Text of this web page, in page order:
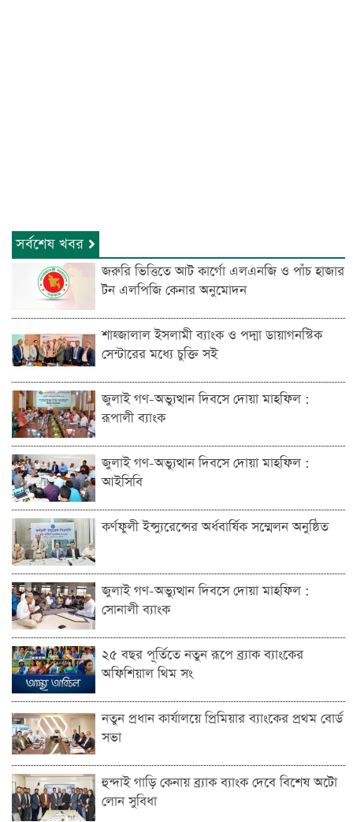
সর্বশেষ খবর
জরুরি ভিত্তিতে আট কার্গো এলএনজি ও পাঁচ হাজার
টন এলপিজি কেনার অনুমোদন
শাহ্জালাল ইসলামী ব্যাংক ও পদ্মা ডায়াগনস্টিক
সেন্টারের মধ্যে চুক্তি সই
জুলাই গণ-অভ্যুত্থান দিবসে দোয়া মাহফিল :
রূপালী ব্যাংক
জুলাই গণ-অভ্যুত্থান দিবসে দোয়া মাহফিল :
আইসিবি
কর্ণফুলী ইন্স্যুরেন্সের অর্ধবার্ষিক সম্মেলন অনুষ্ঠিত
জুলাই গণ-অভ্যুত্থান দিবসে দোয়া মাহফিল :
সোনালী ব্যাংক
২৫ বছর পূর্তিতে নতুন রূপে ব্র্যাক ব্যাংকের
অফিশিয়াল থিম সং
নতুন প্রধান কার্যালয়ে প্রিমিয়ার ব্যাংকের প্রথম বোর্ড
সভা
হুন্দাই গাড়ি কেনায় ব্র্যাক ব্যাংক দেবে বিশেষ অটো
লোন সুবিধা